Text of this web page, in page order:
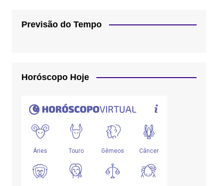
Previsão do Tempo
Horóscopo Hoje